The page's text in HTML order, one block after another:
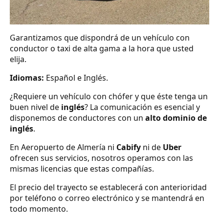
Garantizamos que dispondrá de un vehículo con
conductor o taxi de alta gama a la hora que usted
elija.
Idiomas: Español e Inglés.
¿Requiere un vehículo con chófer y que éste tenga un
buen nivel de inglés? La comunicación es esencial y
disponemos de conductores con un alto dominio de
inglés.
En Aeropuerto de Almería ni Cabify ni de Uber
ofrecen sus servicios, nosotros operamos con las
mismas licencias que estas compañías.
El precio del trayecto se establecerá con anterioridad
por teléfono o correo electrónico y se mantendrá en
todo momento.